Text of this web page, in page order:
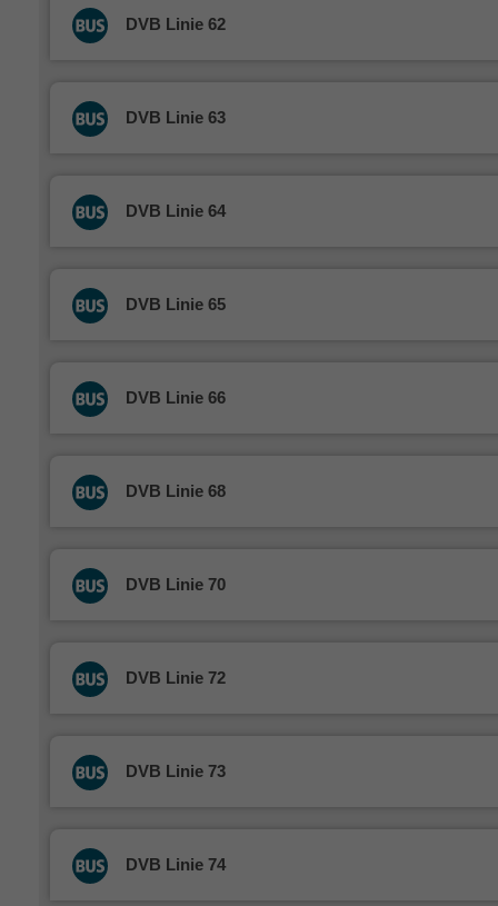
DVB Linie 62
DVB Linie 63
DVB Linie 64
DVB Linie 65
DVB Linie 66
DVB Linie 68
DVB Linie 70
DVB Linie 72
DVB Linie 73
DVB Linie 74